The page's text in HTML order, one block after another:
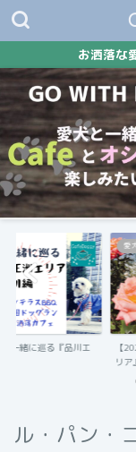
お洒落な
一緒に巡る『品川エ
愛
【
リア
ル・パン・